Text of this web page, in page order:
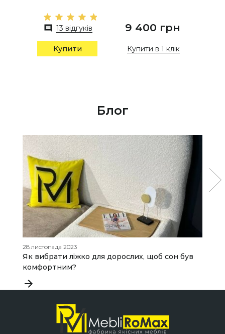
13 відгуків 9 400 грн
Купити Купити в 1 клік
Блог
28 листопада 2023
Як вибрати ліжко для дорослих, щоб сон був
комфортним?